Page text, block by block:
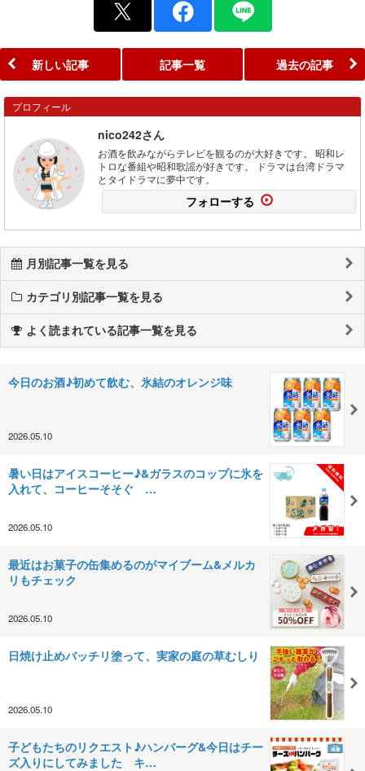
新しい記事 記事一覧 過去の記事
プロフィール
nico242さん
お酒を飲みながらテレビを観るのが大好きです。 昭和レ
トロな番組や昭和歌謡が好きです。 ドラマは台湾ドラマ
とタイドラマに夢中です。
フォローする
月別記事一覧を見る
カテゴリ別記事一覧を見る
よく読まれている記事一覧を見る
今日のお酒♪初めて飲む、氷結のオレンジ味
2026.05.10
暑い日はアイスコーヒー♪&ガラスのコップに氷を
入れて、コーヒーそそぐ …
2026.05.10
最近はお菓子の缶集めるのがマイブーム&メルカ
リもチェック
2026.05.10
日焼け止めバッチリ塗って、実家の庭の草むしり
2026.05.10
子どもたちのリクエスト♪ハンバーグ&今日はチー
ズ入りにしてみました キ…